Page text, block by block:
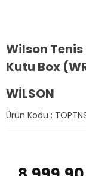
Wilson Tenis
Kutu Box
WILSON
Ürün Kodu :